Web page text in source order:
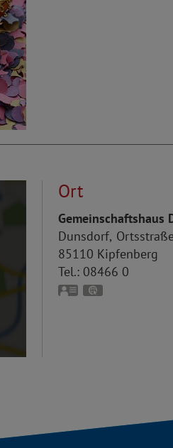
Ort
Gemeinschaftshaus
Dunsdorf
85110 Kipfenberg
Tel.: 08466 0
vCard